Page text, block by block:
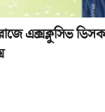
এক্সক্লুসিভ